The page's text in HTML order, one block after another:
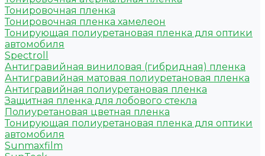
Тонировочная пленка
Тонировочная пленка хамелеон
Тонирующая полиуретановая пленка для оптики
автомобиля
Spectroll
Антигравийная виниловая (гибридная) пленка
Антигравийная матовая полиуретановая пленка
Антигравийная полиуретановая пленка
Защитная пленка для лобового стекла
Полиуретановая цветная пленка
Тонирующая полиуретановая пленка для оптики
автомобиля
Sunmaxfilm